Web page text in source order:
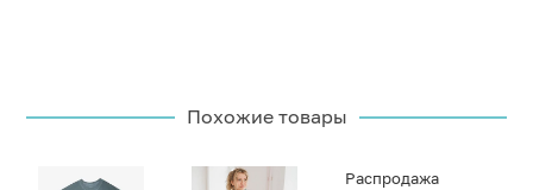
Похожие товары
Распродажа